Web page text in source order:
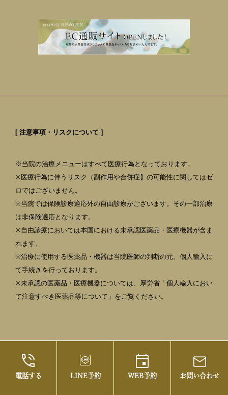
電話する LINE予約 WEB予約 お問い合わせ
[ 注意事項・リスクについて ]
※当院の治療メニューはすべて医療行為となっております。
※医療行為に伴うリスク（副作用や合併症】の可能性に関してはゼ
ロではございません。
※当院では保険診療適応外の自由診療がございます。その一部治療
は非保険適応となります。
※自由診療においては本国における未承認医薬品・医療機器が含ま
れます。
※治療に使用する医薬品・機器は当院医師の判断の元、個人輸入に
て手続きを行っております。
※未承認の医薬品・医療機器については、厚労省「個人輸入におい
て注意すべき医薬品等について」をご覧ください。